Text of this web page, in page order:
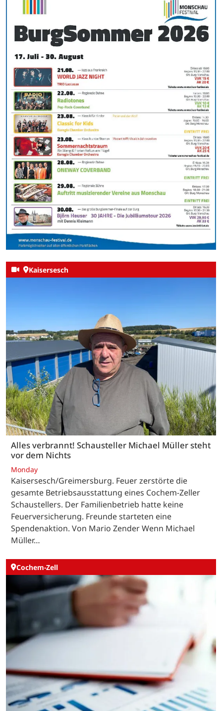
Kaisersesch
Alles verbrannt! Schausteller Michael Müller steht
vor dem Nichts
Monday
Kaisersesch/Greimersburg. Feuer zerstörte die
gesamte Betriebsausstattung eines Cochem-Zeller
Schaustellers. Der Familienbetrieb hatte keine
Feuerversicherung. Freunde starteten eine
Spendenaktion. Von Mario Zender Wenn Michael
Müller…
Cochem-Zell